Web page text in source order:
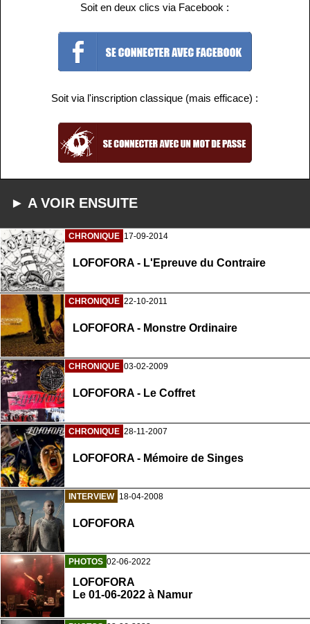
Soit en deux clics via Facebook :
Soit via l'inscription classique (mais efficace) :
► A VOIR ENSUITE
CHRONIQUE 17-09-2014
LOFOFORA - L'Epreuve du Contraire
CHRONIQUE 22-10-2011
LOFOFORA - Monstre Ordinaire
CHRONIQUE 03-02-2009
LOFOFORA - Le Coffret
CHRONIQUE 28-11-2007
LOFOFORA - Mémoire de Singes
INTERVIEW 18-04-2008
LOFOFORA
PHOTOS 02-06-2022
LOFOFORA
Le 01-06-2022 à Namur